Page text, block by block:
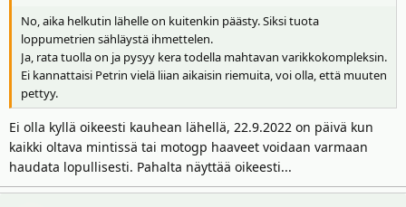
No, aika helkutin lähelle on kuitenkin päästy. Siksi tuota
loppumetrien sähläystä ihmettelen.
Ja, rata tuolla on ja pysyy kera todella mahtavan varikkokompleksin.
Ei kannattaisi Petrin vielä liian aikaisin riemuita, voi olla, että muuten
pettyy.
Ei olla kyllä oikeesti kauhean lähellä, 22.9.2022 on päivä kun
kaikki oltava mintissä tai motogp haaveet voidaan varmaan
haudata lopullisesti. Pahalta näyttää oikeesti...